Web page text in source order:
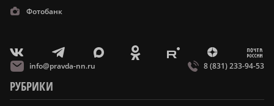
Фотобанк
V T X O E Z m
info@pravda-nn.ru 8 (831) 233-94-53
РУБРИКИ